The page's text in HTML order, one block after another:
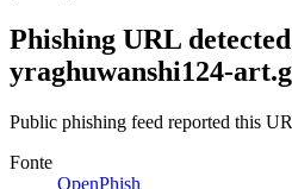
Phishing URL
yraghuwanshi124-
Public phishing feed reported this
Fonte
OpenPhish